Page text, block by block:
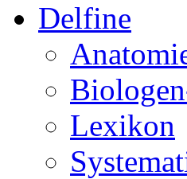
Delfine
Lexikon